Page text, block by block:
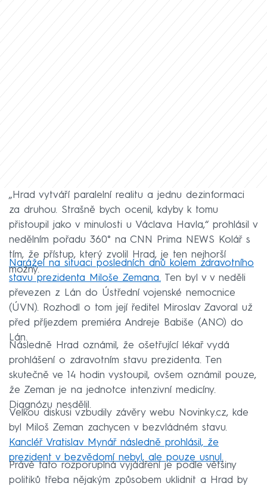
„Hrad vytváří paralelní realitu a jednu dezinformaci
za druhou. Strašně bych ocenil, kdyby k tomu
přistoupil jako v minulosti u Václava Havla,“ prohlásil v
nedělním pořadu 360° na CNN Prima NEWS Kolář s
tím, že přístup, který zvolil Hrad, je ten nejhorší
možný.
Narážel na situaci posledních dnů kolem zdravotního
stavu prezidenta Miloše Zemana. Ten byl v v neděli
převezen z Lán do Ústřední vojenské nemocnice
(ÚVN). Rozhodl o tom její ředitel Miroslav Zavoral už
před příjezdem premiéra Andreje Babiše (ANO) do
Lán.
Následně Hrad oznámil, že ošetřující lékař vydá
prohlášení o zdravotním stavu prezidenta. Ten
skutečně ve 14 hodin vystoupil, ovšem oznámil pouze,
že Zeman je na jednotce intenzivní medicíny.
Diagnózu nesdělil.
Velkou diskusi vzbudily závěry webu Novinky.cz, kde
byl Miloš Zeman zachycen v bezvládném stavu.
Kancléř Vratislav Mynář následně prohlásil, že
prezident v bezvědomí nebyl, ale pouze usnul.
Právě tato rozporuplná vyjádření je podle většiny
politiků třeba nějakým způsobem uklidnit a Hrad by